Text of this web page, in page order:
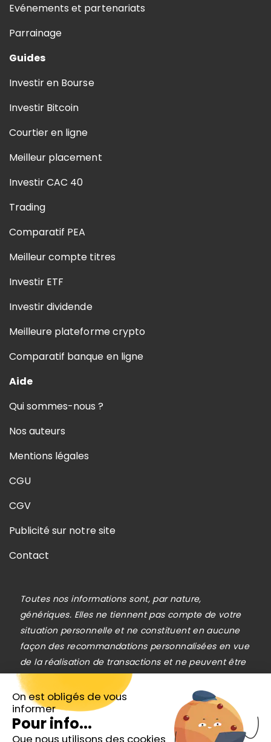
On est obligés de vous
informer
Pour info...
Que nous utilisons des cookies
Evénements et partenariats
Parrainage
Guides
Investir en Bourse
Investir Bitcoin
Courtier en ligne
Meilleur placement
Investir CAC 40
Trading
Comparatif PEA
Meilleur compte titres
Investir ETF
Investir dividende
Meilleure plateforme crypto
Comparatif banque en ligne
Aide
Qui sommes-nous ?
Nos auteurs
Mentions légales
CGU
CGV
Publicité sur notre site
Contact
Toutes nos informations sont, par nature,
génériques. Elles ne tiennent pas compte de votre
situation personnelle et ne constituent en aucune
façon des recommandations personnalisées en vue
de la réalisation de transactions et ne peuvent être
assimilées à une prestation de conseil en
investissement financier, ni à une incitation
quelconque à acheter ou vendre des instruments
financiers. Le lecteur est seul responsable de